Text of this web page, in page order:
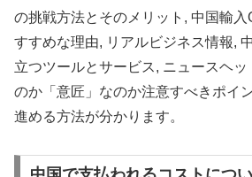
の挑戦方法とそのメリット, 中国輸
すすめな理由, リアルビジネス情報,
立つツールとサービス, ニュースヘ
のか「意匠」なのか注意すべきポイ
進める方法が分かります。